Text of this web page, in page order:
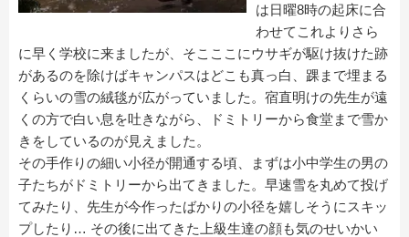
は日曜8時の起床に合
わせてこれよりさら
に早く学校に来ましたが、そこここにウサギが駆け抜けた跡
があるのを除けばキャンパスはどこも真っ白、踝まで埋まる
くらいの雪の絨毯が広がっていました。宿直明けの先生が遠
くの方で白い息を吐きながら、ドミトリーから食堂まで雪か
きをしているのが見えました。
その手作りの細い小径が開通する頃、まずは小中学生の男の
子たちがドミトリーから出てきました。早速雪を丸めて投げ
てみたり、先生が今作ったばかりの小径を嬉しそうにスキッ
プしたり… その後に出てきた上級生達の顔も気のせいかい